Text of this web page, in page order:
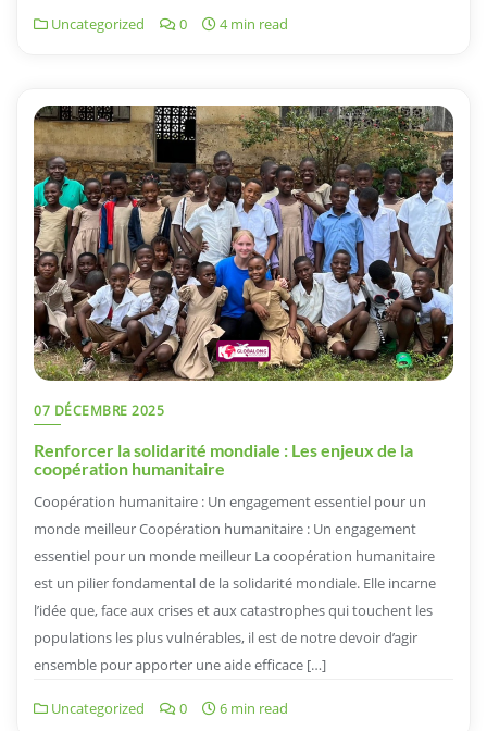
Uncategorized 0 4 min read
07 DÉCEMBRE 2025
Renforcer la solidarité mondiale : Les enjeux de la
coopération humanitaire
Coopération humanitaire : Un engagement essentiel pour un
monde meilleur Coopération humanitaire : Un engagement
essentiel pour un monde meilleur La coopération humanitaire
est un pilier fondamental de la solidarité mondiale. Elle incarne
l’idée que, face aux crises et aux catastrophes qui touchent les
populations les plus vulnérables, il est de notre devoir d’agir
ensemble pour apporter une aide efficace […]
Uncategorized 0 6 min read